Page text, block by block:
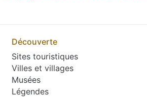
Découverte
Sites touristiques
Villes et villages
Musées
Légendes